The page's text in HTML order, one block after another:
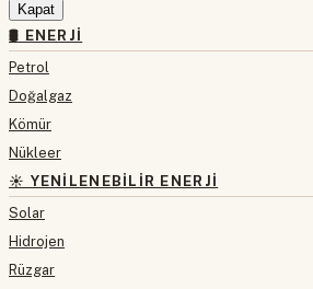
Kapat
🛢 ENERJI
Petrol
Doğalgaz
Kömür
Nükleer
☀️ YENILENEBILIR ENERJI
Solar
Hidrojen
Rüzgar